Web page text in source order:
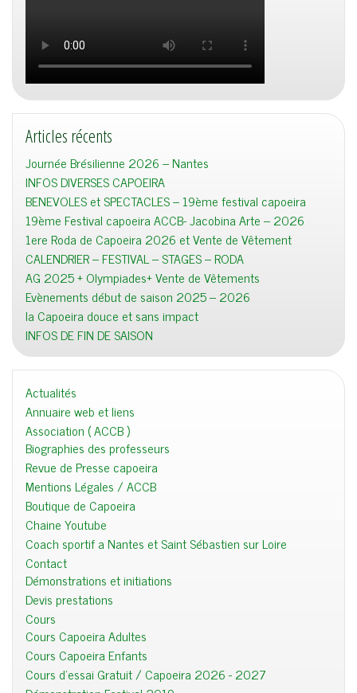
Articles récents
Journée Brésilienne 2026 – Nantes
INFOS DIVERSES CAPOEIRA
BENEVOLES et SPECTACLES – 19ème festival capoeira
19ème Festival capoeira ACCB- Jacobina Arte – 2026
1ere Roda de Capoeira 2026 et Vente de Vêtement
CALENDRIER – FESTIVAL – STAGES – RODA
AG 2025 + Olympiades+ Vente de Vêtements
Evènements début de saison 2025 – 2026
la Capoeira douce et sans impact
INFOS DE FIN DE SAISON
Actualités
Annuaire web et liens
Association ( ACCB )
Biographies des professeurs
Revue de Presse capoeira
Mentions Légales / ACCB
Boutique de Capoeira
Chaine Youtube
Coach sportif a Nantes et Saint Sébastien sur Loire
Contact
Démonstrations et initiations
Devis prestations
Cours
Cours Capoeira Adultes
Cours Capoeira Enfants
Cours d'essai Gratuit / Capoeira 2026 - 2027